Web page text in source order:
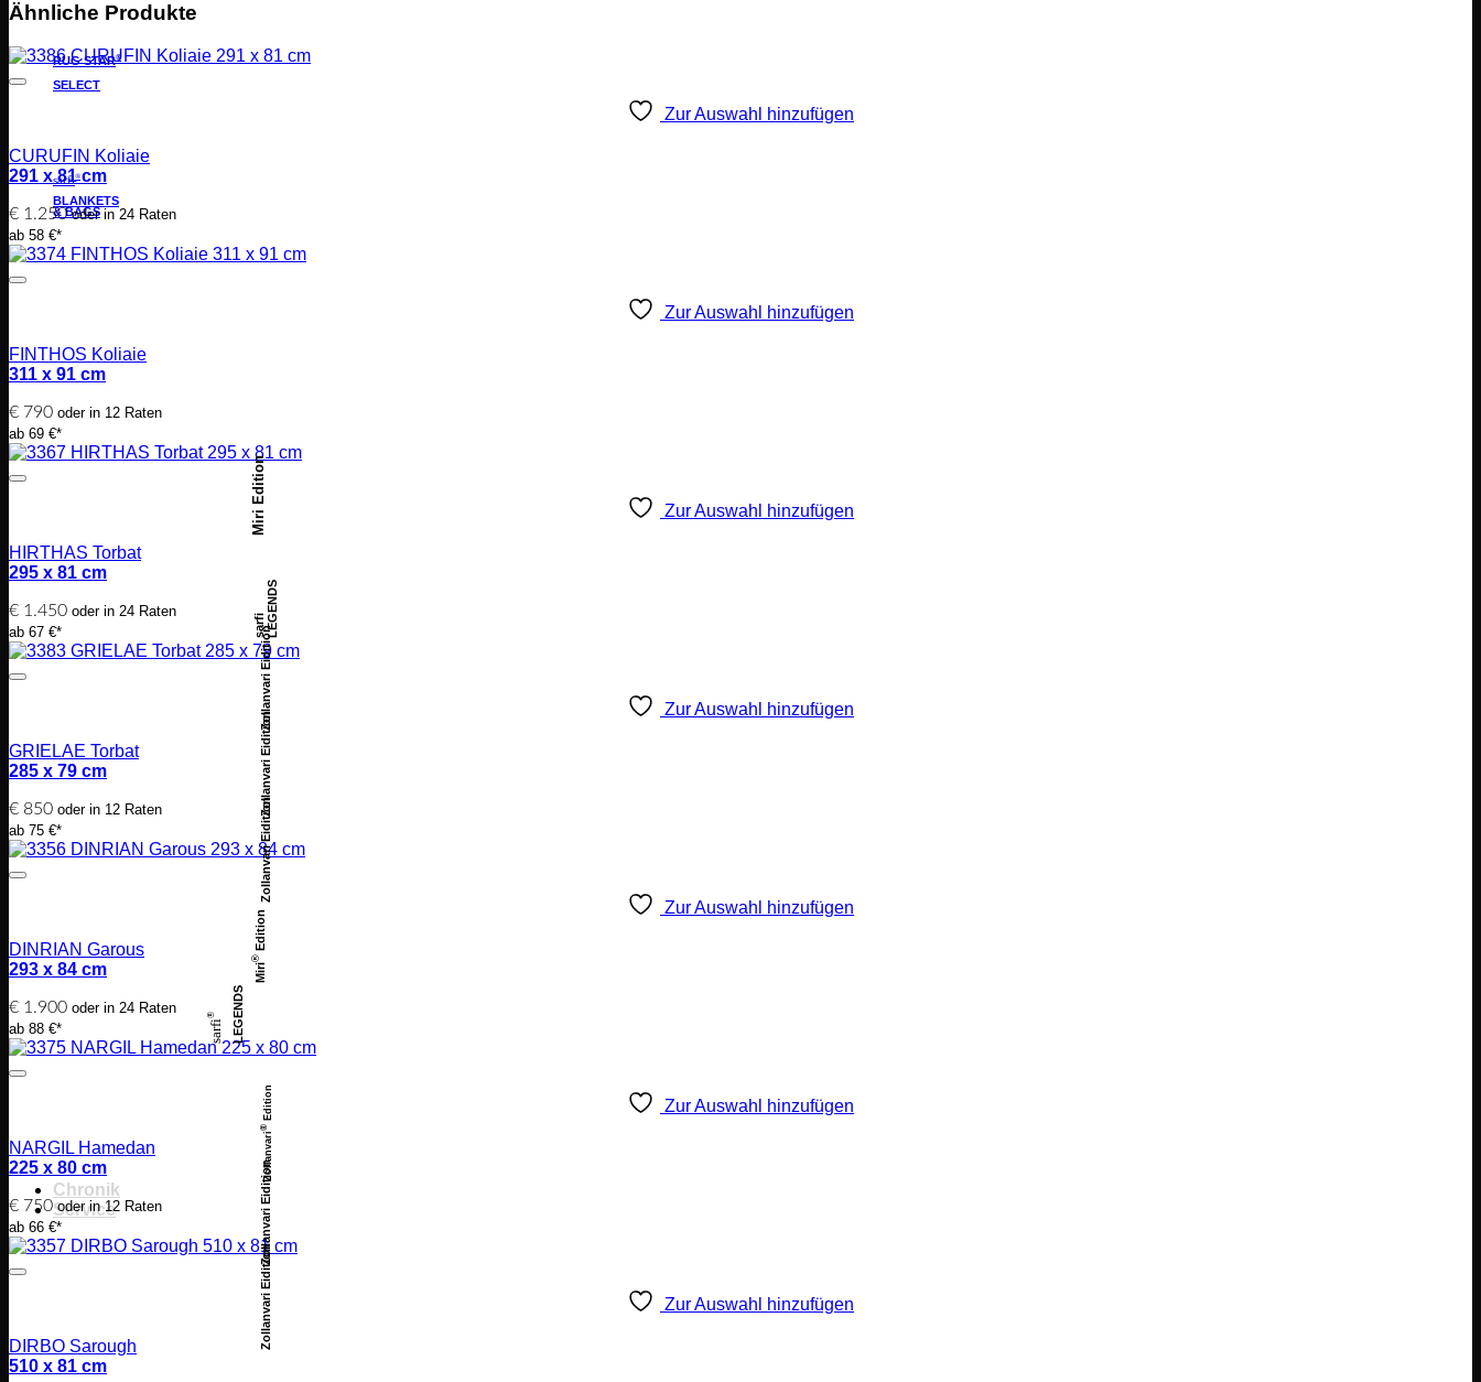
RUG STAR®
SELECT
sarfi®
BLANKETS
& BAGS
Miri Edition
sarfiLEGENDS
Zollanvari Eidition
Zollanvari Eidition
Zollanvari Eidition
Miri
®
Edition
sarfi
® LEGENDS
Zollanvari
®
Edition
Zollanvari Eidition
Zollanvari Eidition
Chronik
Service
Ähnliche Produkte
Zur Auswahl hinzufügen
CURUFIN Koliaie
291 x 81 cm
€ 1.250 oder in 24 Raten
ab 58 €*
Zur Auswahl hinzufügen
FINTHOS Koliaie
311 x 91 cm
€ 790 oder in 12 Raten
ab 69 €*
Zur Auswahl hinzufügen
HIRTHAS Torbat
295 x 81 cm
€ 1.450 oder in 24 Raten
ab 67 €*
Zur Auswahl hinzufügen
GRIELAE Torbat
285 x 79 cm
€ 850 oder in 12 Raten
ab 75 €*
Zur Auswahl hinzufügen
DINRIAN Garous
293 x 84 cm
€ 1.900 oder in 24 Raten
ab 88 €*
Zur Auswahl hinzufügen
NARGIL Hamedan
225 x 80 cm
€ 750 oder in 12 Raten
ab 66 €*
Zur Auswahl hinzufügen
DIRBO Sarough
510 x 81 cm